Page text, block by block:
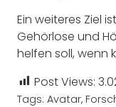
Ein weiteres Ziel
Gehörlose und
helfen soll, wenn
Post Views:
Tags: Avatar,